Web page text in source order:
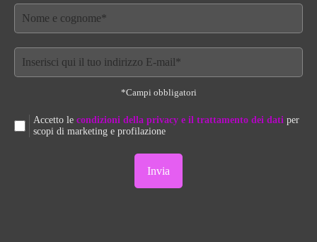
*Campi obbligatori
Accetto le condizioni della privacy e il trattamento dei dati per
scopi di marketing e profilazione